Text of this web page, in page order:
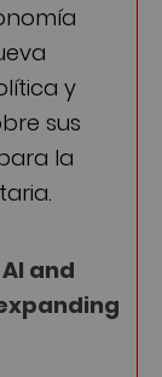
y
sus
la
and